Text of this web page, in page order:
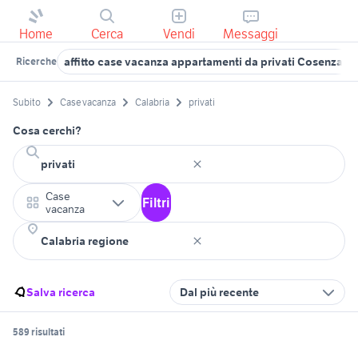
Home Cerca Vendi Messaggi
Ricerche affitto case vacanza appartamenti da privati Cosenza
Subito Case vacanza Calabria privati
Cosa cerchi?
Case
vacanza
Filtri
Salva ricerca Dal più recente
589 risultati